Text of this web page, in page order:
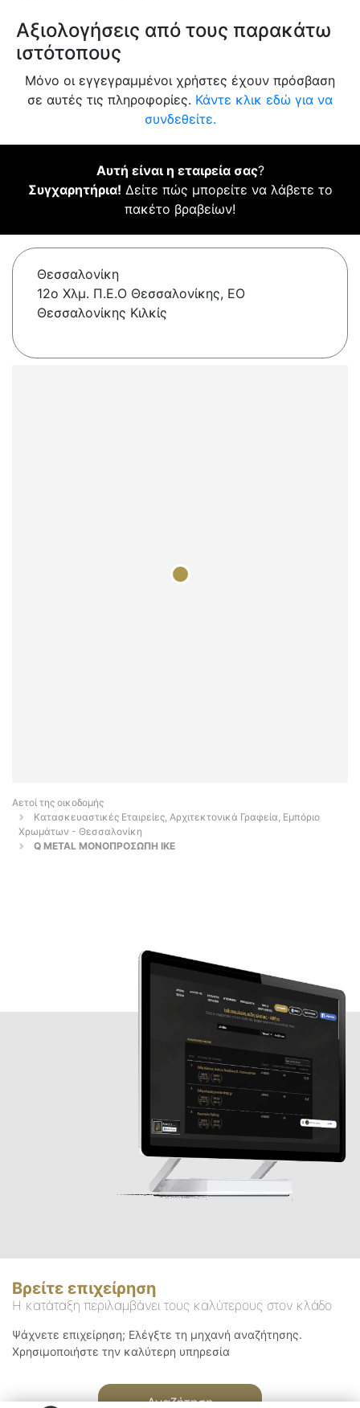
Αξιολογήσεις από τους παρακάτω
ιστότοπους
Μόνο οι εγγεγραμμένοι χρήστες έχουν πρόσβαση
σε αυτές τις πληροφορίες. Κάντε κλικ εδώ για να
συνδεθείτε.
Αυτή είναι η εταιρεία σας?
Συγχαρητήρια! Δείτε πώς μπορείτε να λάβετε το
πακέτο βραβείων!
Θεσσαλονίκη
12ο Χλμ. Π.Ε.Ο Θεσσαλονίκης, ΕΟ
Θεσσαλονίκης Κιλκίς
Αετοί της οικοδομής
Κατασκευαστικές Εταιρείες, Αρχιτεκτονικά Γραφεία, Εμπόριο
Χρωμάτων - Θεσσαλονίκη
Q METAL ΜΟΝΟΠΡΟΣΩΠΗ ΙΚΕ
Βρείτε επιχείρηση
Η κατάταξη περιλαμβάνει τους καλύτερους στον κλάδο
Ψάχνετε επιχείρηση; Ελέγξτε τη μηχανή αναζήτησης.
Χρησιμοποιήστε την καλύτερη υπηρεσία
Αναζήτηση